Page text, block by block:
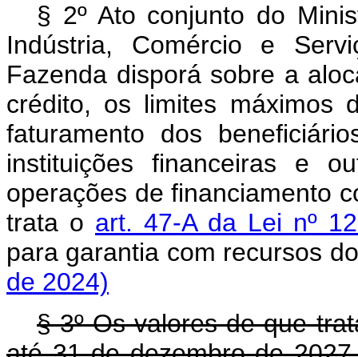
§ 2º Ato conjunto do
Indústria, Comércio e
Fazenda disporá sobre a
crédito, os limites máximos
faturamento dos
instituições financeiras e
operações de financiamento
trata o art. 47-A da Lei nº
para garantia com
de 2024)
§ 3º Os valores de que